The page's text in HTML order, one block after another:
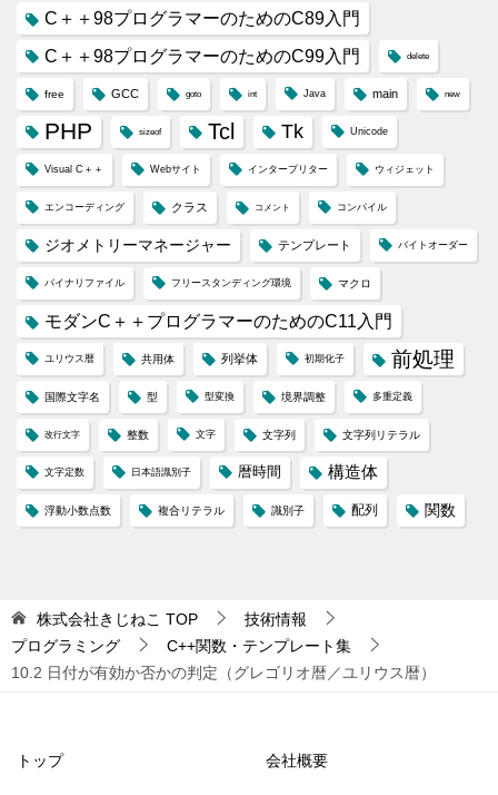
C＋＋98プログラマーのためのC89入門
C＋＋98プログラマーのためのC99入門
delete
free GCC goto int Java main new
PHP sizeof Tcl Tk Unicode
Visual C＋＋ Webサイト インタープリター ウィジェット
エンコーディング クラス コメント コンパイル
ジオメトリーマネージャー テンプレート バイトオーダー
バイナリファイル フリースタンディング環境 マクロ
モダンC＋＋プログラマーのためのC11入門
ユリウス暦 共用体 列挙体 初期化子 前処理
国際文字名 型 型変換 境界調整 多重定義
改行文字 整数 文字 文字列 文字列リテラル
文字定数 日本語識別子 暦時間 構造体
浮動小数点数 複合リテラル 識別子 配列 関数
株式会社きじねこ TOP
技術情報
プログラミング
C++関数・テンプレート集
10.2 日付が有効か否かの判定（グレゴリオ暦／ユリウス暦）
トップ 会社概要